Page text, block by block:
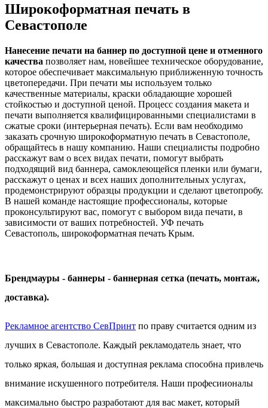
Широкоформатная печать в
Севастополе
Нанесение печати на баннер по доступной цене и отменного
качества позволяет нам, новейшее техническое оборудование,
которое обеспечивает максимальную приближенную точность
цветопередачи. При печати мы используем только
качественные материалы, краски обладающие хорошей
стойкостью и доступной ценой. Процесс создания макета и
печати выполняется квалифицированными специалистами в
сжатые сроки (интерьерная печать). Если вам необходимо
заказать срочную широкоформатную печать в Севастополе,
обращайтесь в нашу компанию. Наши специалисты подробно
расскажут вам о всех видах печати, помогут выбрать
подходящий вид баннера, самоклеющейся пленки или бумаги,
расскажут о ценах и всех наших дополнительных услугах,
продемонстрируют образцы продукции и сделают цветопробу.
В нашей команде настоящие профессионалы, которые
проконсультируют вас, помогут с выбором вида печати, в
зависимости от ваших потребностей. УФ печать
Севастополь, широкоформатная печать Крым.
Брендмауры - баннеры - баннерная сетка (печать, монтаж,
доставка).
Рекламное агентство СевПринт по праву считается одним из
лучших в Севастополе. Каждый рекламодатель знает, что
только яркая, большая и доступная реклама способна привлечь
внимание искушенного потребителя. Наши професиионалы
максимально быстро разработают для вас макет, который